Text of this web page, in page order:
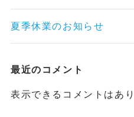
夏季休業のお知らせ
最近のコメント
表示できるコメントはあ